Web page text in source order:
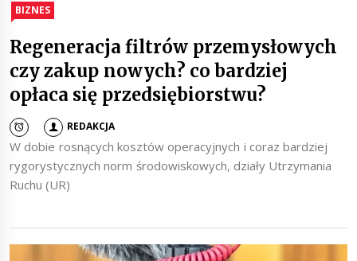
BIZNES
Regeneracja filtrów przemysłowych
czy zakup nowych? co bardziej
opłaca się przedsiębiorstwu?
REDAKCJA
W dobie rosnących kosztów operacyjnych i coraz bardziej
rygorystycznych norm środowiskowych, działy Utrzymania
Ruchu (UR)